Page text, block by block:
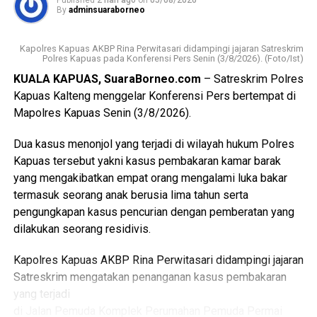
pada pelayanan kesehatan ibu dan anak, tetapi juga
mencakup enam bidang Standar Pelayanan Minimal.
Ia mengatakan keberhasilan implementasi Posyandu 6
Bidang SPM memerlukan kolaborasi seluruh pihak mulai
dari pemerintah daerah pemerintah kecamatan pemerintah
desa tenaga kesehatan kader Posyandu hingga
“Oleh karena itu sinergi lintas sektor menjadi kunci agar
berbagai persoalan kesehatan dan sosial dapat dideteksi
sejak dini serta ditangani secara cepat dan tepat, ” katanya.
Lebih lanjut ia mengatakan melalui kegiatan tersebut Tim
Pembina Posyandu Kabupaten Kapuas juga memperkuat
koordinasi.
“Dalam hal ini dengan pemerintah kecamatan pemerintah
By adminsuaraborneo
Kapolres Kapuas AKBP Rina Perwitasari didampingi jajaran Satreskrim
Polres Kapuas pada Konferensi Pers Senin (3/8/2026). (Foto/Ist)
KUALA KAPUAS, SuaraBorneo.com – Satreskrim Polres
Kapuas Kalteng menggelar Konferensi Pers bertempat di
Mapolres Kapuas Senin (3/8/2026).
Dua kasus menonjol yang terjadi di wilayah hukum Polres
Kapuas tersebut yakni kasus pembakaran kamar barak
yang mengakibatkan empat orang mengalami luka bakar
termasuk seorang anak berusia lima tahun serta
pengungkapan kasus pencurian dengan pemberatan yang
dilakukan seorang residivis.
Kapolres Kapuas AKBP Rina Perwitasari didampingi jajaran
Satreskrim mengatakan penanganan kasus pembakaran
yang terjadi